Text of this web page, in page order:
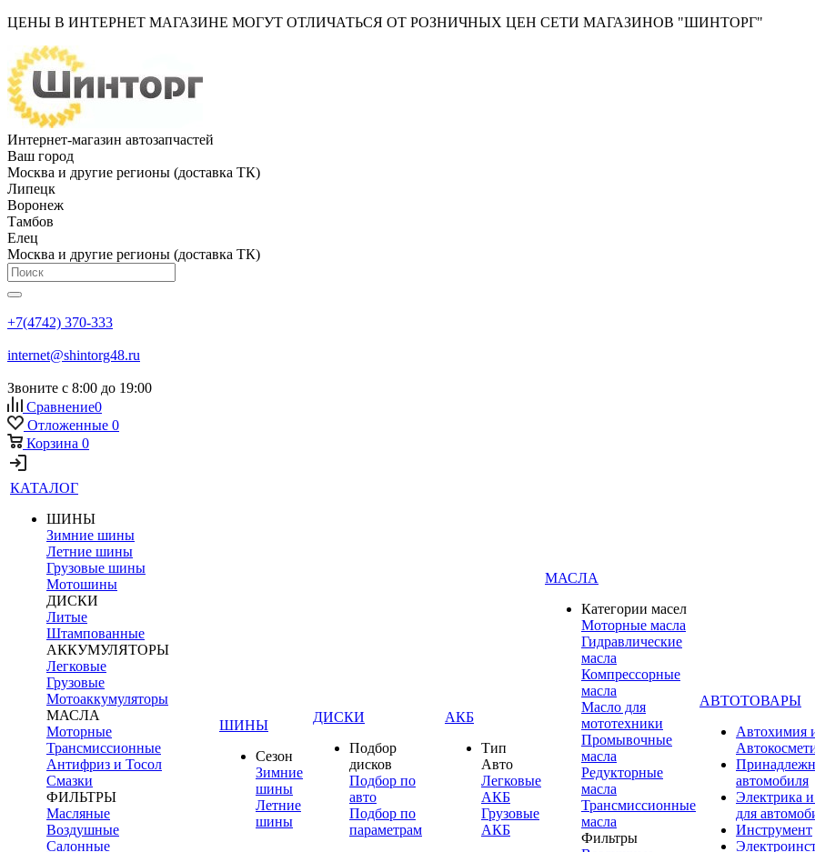
ЦЕНЫ В ИНТЕРНЕТ МАГАЗИНЕ МОГУТ ОТЛИЧАТЬСЯ ОТ РОЗНИЧНЫХ ЦЕН СЕТИ МАГАЗИНОВ "ШИНТОРГ"
Интернет-магазин автозапчастей
Ваш город
Москва и другие регионы (доставка ТК)
Липецк
Воронеж
Тамбов
Елец
Москва и другие регионы (доставка ТК)
+7(4742) 370-333
internet@shintorg48.ru
Звоните с 8:00 до 19:00
Сравнение0
Отложенные 0
Корзина 0
КАТАЛОГ
ШИНЫ
Зимние шины
Летние шины
Грузовые шины
Мотошины
ДИСКИ
Литые
Штампованные
АККУМУЛЯТОРЫ
Легковые
Грузовые
Мотоаккумуляторы
МАСЛА
Моторные
Трансмиссионные
Антифриз и Тосол
Смазки
ФИЛЬТРЫ
Масляные
Воздушные
Салонные
ШИНЫ
Сезон
Зимние
шины
Летние
шины
ДИСКИ
Подбор
дисков
Подбор по
авто
Подбор по
параметрам
АКБ
Тип
Авто
Легковые
АКБ
Грузовые
АКБ
МАСЛА
Категории масел
Моторные масла
Гидравлические
масла
Компрессорные
масла
Масло для
мототехники
Промывочные
масла
Редукторные
масла
Трансмиссионные
масла
Фильтры
АВТОТОВАРЫ
Автохимия
автомобиля
Электрика
для
Инструмент